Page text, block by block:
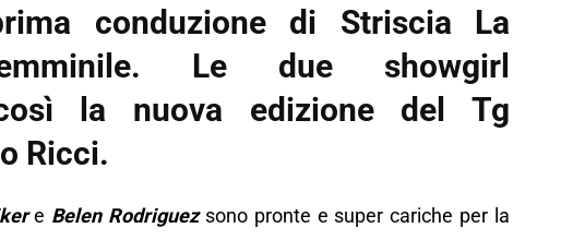
conduzione di Striscia La
Le due showgirl
la nuova edizione del Tg
Ricci.
e Belen Rodriguezsono pronte e super cariche per la